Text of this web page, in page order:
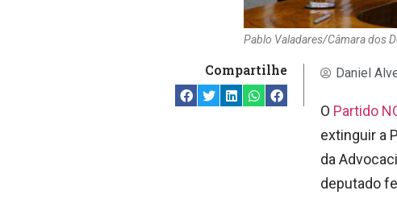
Pablo Valadares/Câmara dos
Compartilhe Daniel
O Partido
extinguir a
da
deputado